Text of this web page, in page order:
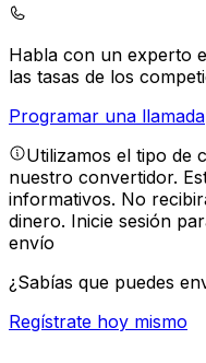
Habla con un experto
las tasas de los
Programar una llamada
Utilizamos el tipo de
nuestro convertidor.
informativos. No
dinero. Inicie sesión
envío
¿Sabías que puedes
Regístrate hoy mismo